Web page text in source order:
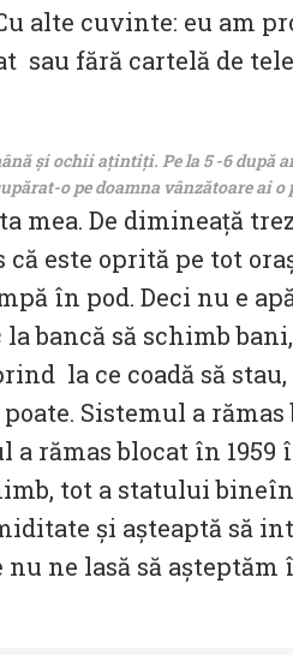
alte cuvinte: eu am
sau fără cartelă de
și ochii ațintiți. Pe la 5 -6 după
o pe doamna vânzătoare ai o
mea. De dimineață
este oprită pe tot
în pod. Deci nu e
bancă să schimb
la ce coadă să
Sistemul a
rămas blocat în 1959
tot a statului
și așteaptă să
nu ne lasă să